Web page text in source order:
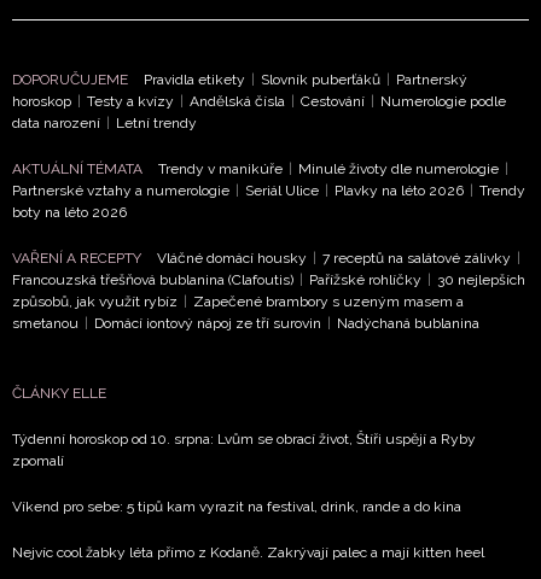
DOPORUČUJEME Pravidla etikety | Slovník puberťáků | Partnerský
horoskop | Testy a kvízy | Andělská čísla | Cestování | Numerologie podle
data narození | Letní trendy
AKTUÁLNÍ TÉMATA Trendy v manikúře | Minulé životy dle numerologie |
Partnerské vztahy a numerologie | Seriál Ulice | Plavky na léto 2026 | Trendy
boty na léto 2026
VAŘENÍ A RECEPTY Vláčné domácí housky | 7 receptů na salátové zálivky |
Francouzská třešňová bublanina (Clafoutis) | Pařížské rohlíčky | 30 nejlepších
způsobů, jak využít rybíz | Zapečené brambory s uzeným masem a
smetanou | Domácí iontový nápoj ze tří surovin | Nadýchaná bublanina
ČLÁNKY ELLE
Týdenní horoskop od 10. srpna: Lvům se obrací život, Štíři uspějí a Ryby
zpomalí
Víkend pro sebe: 5 tipů kam vyrazit na festival, drink, rande a do kina
Nejvíc cool žabky léta přímo z Kodaně. Zakrývají palec a mají kitten heel